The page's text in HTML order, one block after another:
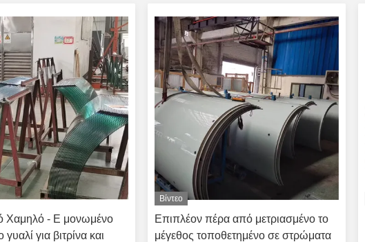
Χαμηλό - E μονωμένο
για βιτρίνα και
Βίντεο
Επιπλέον πέρα από μετριασμένο το
μέγεθος τοποθετημένο σε στρώματα